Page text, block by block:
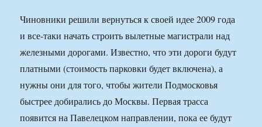
Чиновники решили вернуться к своей идее 2009 года
и все-таки начать строить вылетные магистрали над
железными дорогами. Известно, что эти дороги будут
платными (стоимость парковки будет включена), а
нужны они для того, чтобы жители Подмосковья
быстрее добирались до Москвы. Первая трасса
появится на Павелецком направлении, пока ее будут